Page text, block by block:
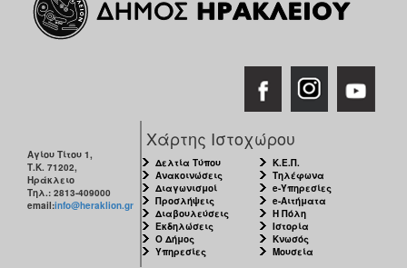
Αγίου Τίτου 1,
Τ.Κ. 71202,
Ηράκλειο
Τηλ.: 2813-409000
email:info@heraklion.gr
Χάρτης Ιστοχώρου
Δελτία Τύπου
Ανακοινώσεις
Διαγωνισμοί
Προσλήψεις
Διαβουλεύσεις
Εκδηλώσεις
Ο Δήμος
Υπηρεσίες
Κ.Ε.Π.
Τηλέφωνα
e-Υπηρεσίες
e-Αιτήματα
Η Πόλη
Ιστορία
Κνωσός
Μουσεία